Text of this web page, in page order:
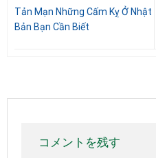
Tản Mạn Những Cấm Kỵ Ở Nhật
Bản Bạn Cần Biết
コメントを残す